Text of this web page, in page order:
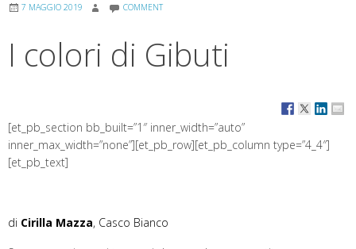
7 MAGGIO 2019 COMMENT
I colori di Gibuti
[et_pb_section bb_built=”1″ inner_width=”auto”
inner_max_width=”none”][et_pb_row][et_pb_column type=”4_4″]
[et_pb_text]
di Cirilla Mazza, Casco Bianco